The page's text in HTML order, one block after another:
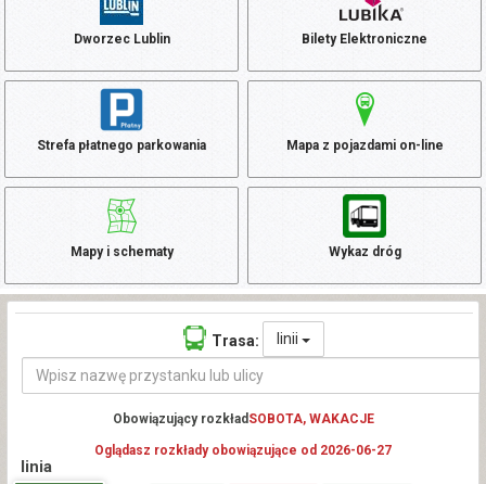
Dworzec Lublin Bilety Elektroniczne
Strefa płatnego parkowania Mapa z pojazdami on-line
Mapy i schematy Wykaz dróg
Trasa: linii
Obowiązujący rozkład SOBOTA, WAKACJE
Oglądasz rozkłady obowiązujące od 2026-06-27
linia